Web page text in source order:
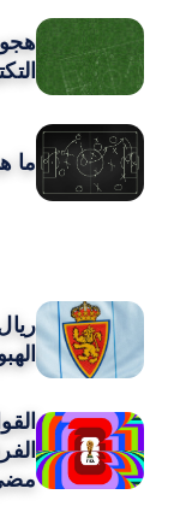
التكتيكي 3-4-
ما